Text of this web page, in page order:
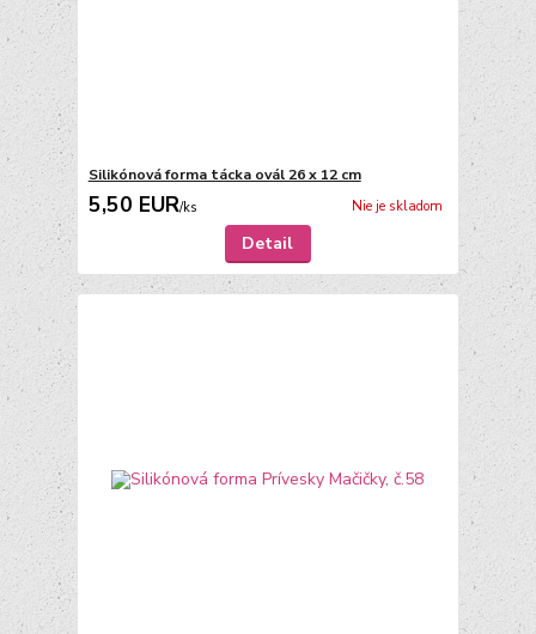
Silikónová forma tácka ovál 26 x 12 cm
5,50 EUR/ks Nie je skladom
Detail